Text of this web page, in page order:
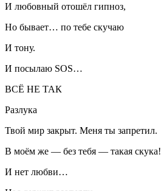
И любовный отошёл гипноз,
Но бывает… по тебе скучаю
И тону.
И посылаю SOS…
ВСЁ НЕ ТАК
Разлука
Твой мир закрыт. Меня ты запретил.
В моём же — без тебя — такая скука!
И нет любви…